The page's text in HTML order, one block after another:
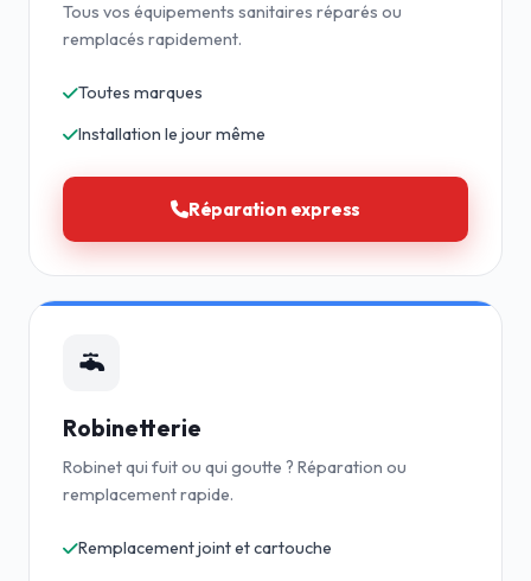
Tous vos équipements sanitaires réparés ou
remplacés rapidement.
Toutes marques
Installation le jour même
Réparation express
Robinetterie
Robinet qui fuit ou qui goutte ? Réparation ou
remplacement rapide.
Remplacement joint et cartouche